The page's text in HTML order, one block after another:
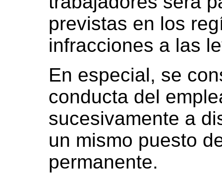
previstas en los
infracciones a las
En especial, se
conducta del
sucesivamente a
un mismo puesto
permanente.